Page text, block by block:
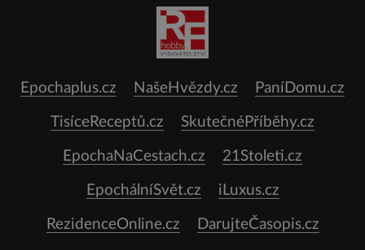
Epochaplus.cz NašeHvězdy.cz PaníDomu.cz
TisíceReceptů.cz SkutečnéPříběhy.cz
EpochaNaCestach.cz 21Stoleti.cz
EpochálníSvět.cz iLuxus.cz
RezidenceOnline.cz DarujteČasopis.cz